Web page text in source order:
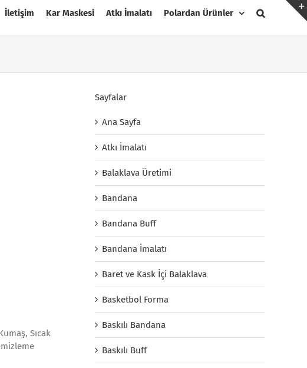
İletişim Kar Maskesi Atkı İmalatı Polardan Ürünler
Sıcak
Sayfalar
Ana Sayfa
Atkı İmalatı
Balaklava Üretimi
Bandana
Bandana Buff
Bandana İmalatı
Baret ve Kask İçi Balaklava
Basketbol Forma
Baskılı Bandana
Baskılı Buff